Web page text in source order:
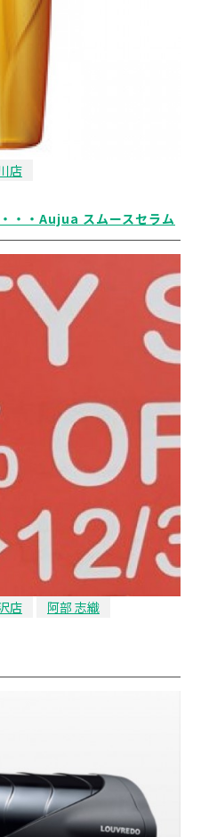
店
・・Aujua スムースセラム
店 阿部 志織